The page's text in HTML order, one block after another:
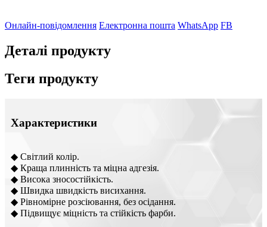
Онлайн-повідомлення Електронна пошта WhatsApp FB
Деталі продукту
Теги продукту
Характеристики
◆ Світлий колір.
◆ Краща плинність та міцна адгезія.
◆ Висока зносостійкість.
◆ Швидка швидкість висихання.
◆ Рівномірне розсіювання, без осідання.
◆ Підвищує міцність та стійкість фарби.